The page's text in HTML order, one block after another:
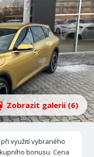
Zobrazit galerii (6)
využití vybraného
bonusu. Cena